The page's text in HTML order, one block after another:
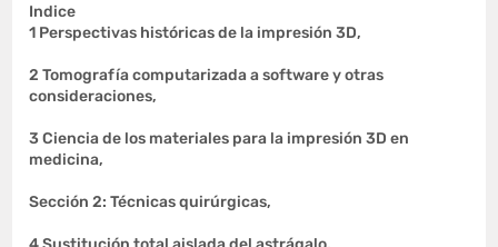
Indice
1 Perspectivas históricas de la impresión 3D,
2 Tomografía computarizada a software y otras
consideraciones,
3 Ciencia de los materiales para la impresión 3D en
medicina,
Sección 2: Técnicas quirúrgicas,